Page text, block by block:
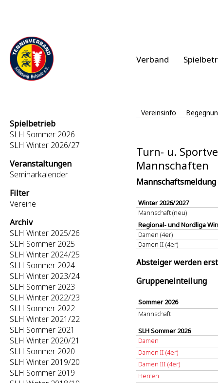
Verband
Vereinsinfo
Spielbetrieb
SLH Sommer 2026
SLH Winter 2026/27
Veranstaltungen
Seminarkalender
Filter
Vereine
Archiv
SLH Winter 2025/26
SLH Sommer 2025
SLH Winter 2024/25
SLH Sommer 2024
SLH Winter 2023/24
SLH Sommer 2023
SLH Winter 2022/23
SLH Sommer 2022
SLH Winter 2021/22
SLH Sommer 2021
SLH Winter 2020/21
SLH Sommer 2020
SLH Winter 2019/20
SLH Sommer 2019
Turn- u.
Mannschaften
Mannschaftsmeldung
Winter 2026/2027
Mannschaft (neu)
Regional- und Nordliga
Damen (4er)
Damen II (4er)
Absteiger werden
Gruppeneinteilung
Sommer 2026
Mannschaft
SLH Sommer 2026
Damen
Damen II (4er)
Damen III (4er)
Herren